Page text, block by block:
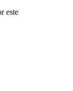
este